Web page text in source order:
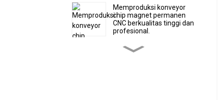
Memproduksi konveyor
chip magnet permanen
CNC berkualitas tinggi dan
profesional.
Konveyor serpihan tipe